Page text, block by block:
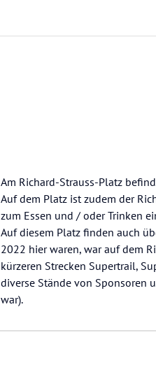
Am Richard-Strauss-Platz
Auf dem Platz ist zudem der
zum Essen und / oder Trinken
Auf diesem Platz finden auch
2022 hier waren, war auf dem
kürzeren Strecken Supertrail,
diverse Stände von Sponsoren
war).